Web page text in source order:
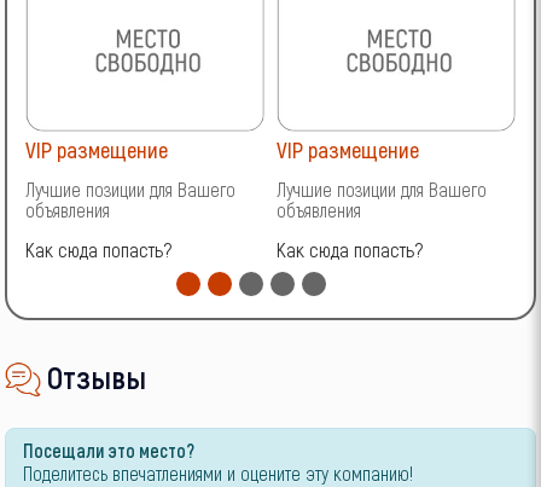
VIP размещение
Лучшие позиции для Вашего
объявления
Как сюда попасть?
VIP размещение
Лучшие позиции для Вашего
объявления
Как сюда попасть?
Отзывы
Посещали это место?
Поделитесь впечатлениями и оцените эту компанию!